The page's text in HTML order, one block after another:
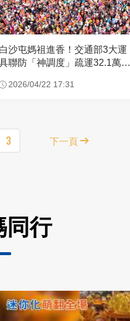
白沙屯媽祖進香！交通部3大運
聯防「神調度」疏運32.1萬創
2026/04/22 17:31
3 下一頁
同行